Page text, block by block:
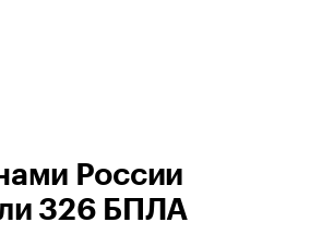
России
326 БПЛА